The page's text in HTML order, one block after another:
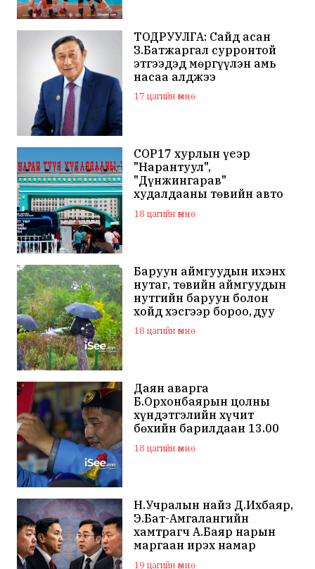
ТОДРУУЛГА: Сайд асан
З.Батжаргал сурронтой
этгээдэд мөргүүлэн амь
насаа алджээ
17 цагийн өмнө
COP17 хурлын үеэр
"Нарантуул",
"Дүнжингарав"
худалдааны төвийн авто
зогсоолыг хаана
18 цагийн өмнө
Баруун аймгуудын ихэнх
нутаг, төвийн аймгуудын
нутгийн баруун болон
хойд хэсгээр бороо, дуу
цахилгаантай аадар бороо
18 цагийн өмнө
Даян аварга
Б.Орхонбаярын цолны
хүндэтгэлийн хүчит
бөхийн барилдаан 13.00
цагаас эхэлнэ
18 цагийн өмнө
Н.Учралын найз Д.Ихбаяр,
Э.Бат-Амгалангийн
хамтрагч А.Баяр нарын
маргаан ирэх намар
нийслэлийн МАН дахин
19 цагийн өмнө